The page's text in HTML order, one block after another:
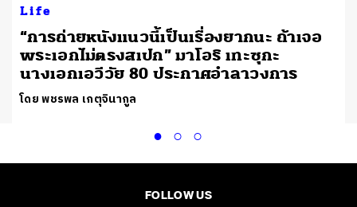
Life
“การถ่ายหนังแนวนี้เป็นเรื่องยากนะ ถ้าเจอ
พระเอกไม่ตรงสเปก” มาโอริ เทะซุกะ
นางเอกเอวีวัย 80 ประกาศอำลาวงการ
โดย พชรพล เกตุจินากูล
FOLLOW US